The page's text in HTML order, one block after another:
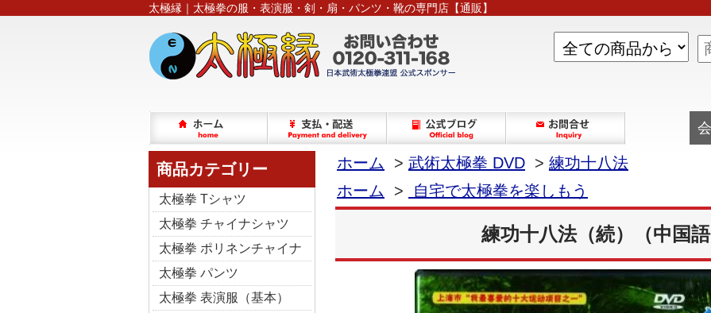
太極縁｜太極拳の服・表演服・剣・扇・パンツ・靴の専門店【通販】
商品カテゴリー
太極拳 Tシャツ
太極拳 チャイナシャツ
太極拳 ポリネンチャイナ
太極拳 パンツ
太極拳 表演服（基本）
ホーム > 武術太極拳 DVD > 練功十八法
ホーム > 自宅で太極拳を楽しもう
練功十八法（続）（中国語